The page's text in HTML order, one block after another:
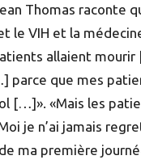
Thomas raconte
le VIH et la
allaient mourir
parce que mes
[…]». «Mais les
je n’ai jamais
ma première